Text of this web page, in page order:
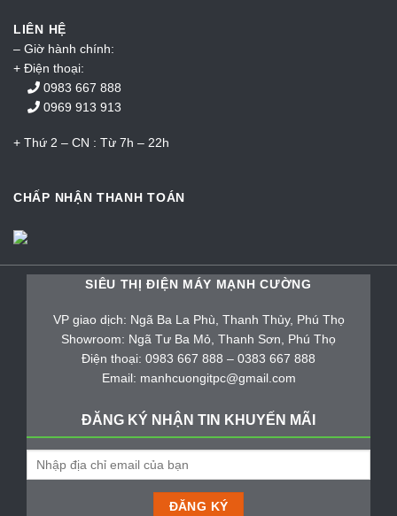
LIÊN HỆ
– Giờ hành chính:
+ Điện thoại:
0983 667 888
0969 913 913
+ Thứ 2 – CN : Từ 7h – 22h
CHẤP NHẬN THANH TOÁN
SIÊU THỊ ĐIỆN MÁY MẠNH CƯỜNG
VP giao dịch: Ngã Ba La Phù, Thanh Thủy, Phú Thọ
Showroom: Ngã Tư Ba Mỏ, Thanh Sơn, Phú Thọ
Điện thoại: 0983 667 888 – 0383 667 888
Email: manhcuongitpc@gmail.com
ĐĂNG KÝ NHẬN TIN KHUYẾN MÃI